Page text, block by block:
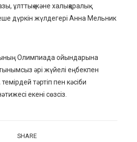
ұлттық және халықаралық
дүркін жүлдегері Анна Мельник
Олимпиада ойындарына
әрі жүйелі еңбекпен
тәртіп пен кәсіби
екені сөзсіз.
SHARE